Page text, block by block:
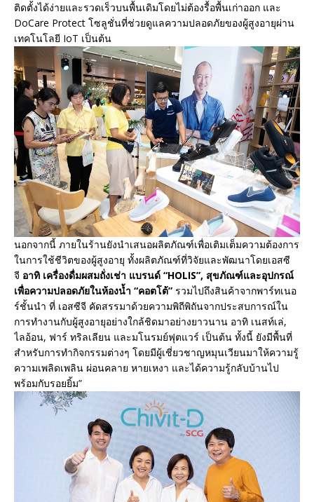
ติดตั้งได้ง่ายและรวดเร็วบนพื้นเดิมโดยไม่ต้องรื้อพื้นเก่าออก และ
DoCare Protect โซลูชั่นที่ช่วยดูแลความปลอดภัยของผู้สูงอายุผ่าน
เทคโนโลยี IoT เป็นต้น
นอกจากนี้ ภายในร้านยังนำเสนอผลิตภัณฑ์เพื่อเติมเต็มความต้องการ
ในการใช้ชีวิตของผู้สูงอายุ ทั้งผลิตภัณฑ์ที่วิจัยและพัฒนาโดยเอสซี
จี อาทิ เครื่องดื่มผสมถั่งเช่า แบรนด์ “HOLIS”, สุขภัณฑ์และอุปกรณ์
เพื่อความปลอดภัยในห้องน้ำ “คอตโต้” รวมไปถึงสินค้าจากพาร์ทเนอ
ร์ชั้นนำ ที่ เอสซีจี คัดสรรมาด้วยความพิถีพิถันจากประสบการณ์ใน
การทำงานกับผู้สูงอายุอย่างใกล้ชิดมาอย่างยาวนาน อาทิ เนสท์เล่,
ไลอ้อน, ฟาร์ ทริลเลียน และมโนรมย์ฟุตแวร์ เป็นต้น ทั้งนี้ ยังมีพื้นที่
สำหรับการทำกิจกรรมต่างๆ โดยมีผู้เชี่ยวชาญหมุนเวียนมาให้ความรู้
ความเพลิดเพลิน ผ่อนคลาย หายเหงา และได้ความรู้กลับบ้านไป
พร้อมกับรอยยิ้ม”